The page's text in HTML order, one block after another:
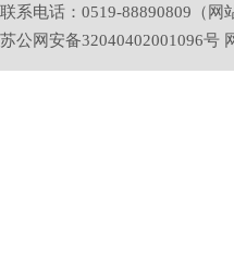
联系电话：0519-88890809（网
苏公网安备32040402001096号